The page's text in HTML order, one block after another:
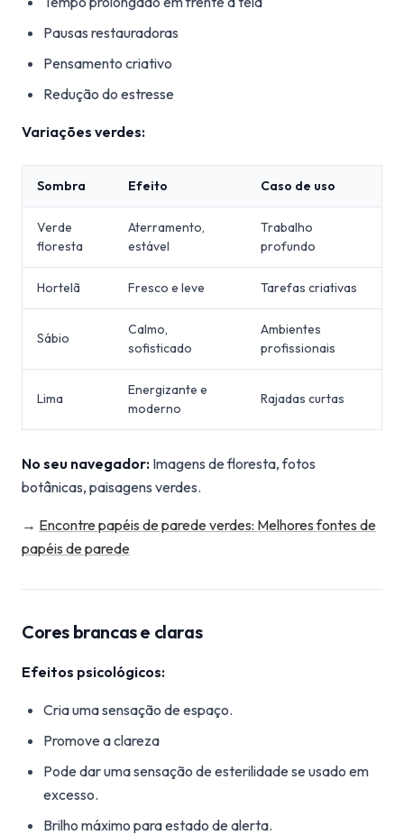
Pausas restauradoras
Pensamento criativo
Redução do estresse
Variações verdes:
Sombra Efeito Caso de uso
Verde
floresta
Aterramento,
estável
Trabalho
profundo
Hortelã Fresco e leve Tarefas criativas
Sábio
Calmo,
sofisticado
Ambientes
profissionais
Lima
Energizante e
moderno
Rajadas curtas
No seu navegador: Imagens de floresta, fotos
botânicas, paisagens verdes.
→ Encontre papéis de parede verdes: Melhores fontes de
papéis de parede
Cores brancas e claras
Efeitos psicológicos:
Cria uma sensação de espaço.
Promove a clareza
Pode dar uma sensação de esterilidade se usado em
excesso.
Brilho máximo para estado de alerta.